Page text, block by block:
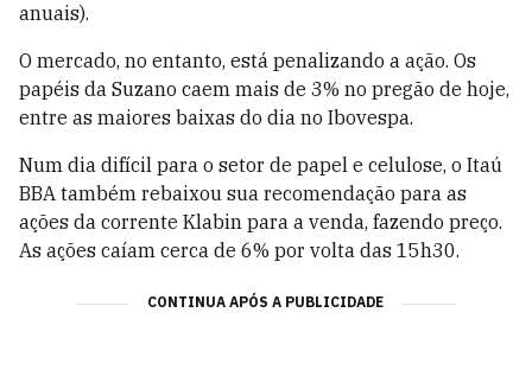
anuais).
O mercado, no entanto, está penalizando a ação. Os
papéis da Suzano caem mais de 3% no pregão de hoje,
entre as maiores baixas do dia no Ibovespa.
Num dia difícil para o setor de papel e celulose, o Itaú
BBA também rebaixou sua recomendação para as
ações da corrente Klabin para a venda, fazendo preço.
As ações caíam cerca de 6% por volta das 15h30.
CONTINUA APÓS A PUBLICIDADE